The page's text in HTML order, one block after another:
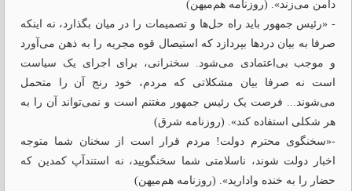
دامن می‌زند». (روزنامه هم‌میهن)
- «رئیس ‌جمهور باید راه‌ حل‌‌ها و تصمیمات را در میان بگذارد، نه اینکه
صرفا به بیان درد‌ها بپردازد که استیصال قوه مجریه را به ذهن می‌‌آورد
و موجب بی‌‌اعتمادی می‌‌شود. سخنرانی، برای اجرای یک سیاست
است نه صرفا بیان مشکلاتی که مردم، خود رنج آن را متحمل
می‌‌شوند... فرصت یک رئیس ‌جمهور مغتنم است و نمی‌‌تواند آن را به
هر شکلی استفاده کند». (روزنامه شرق)
-«سخنگوی محترم دولت! مردم قرار است از سخنان شما متوجه
اخبار دولت شوند، ناسلامتی شما سخنگویید، نه استندآپ کمدین که
حضار را به خنده وادارید». (روزنامه هم‌میهن)